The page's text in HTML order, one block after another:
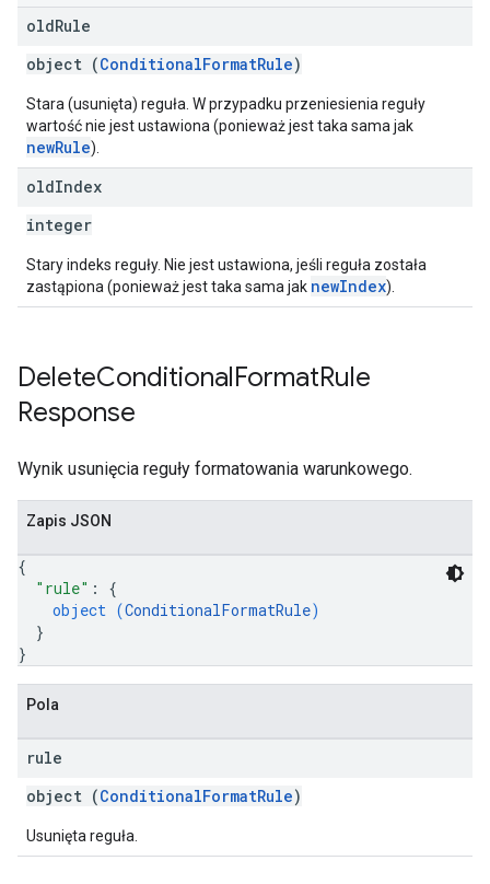
oldRule
object (ConditionalFormatRule)
Stara (usunięta) reguła. W przypadku przeniesienia reguły
wartość nie jest ustawiona (ponieważ jest taka sama jak
newRule).
oldIndex
integer
Stary indeks reguły. Nie jest ustawiona, jeśli reguła została
zastąpiona (ponieważ jest taka sama jak newIndex).
DeleteConditionalFormatRule
Response
Wynik usunięcia reguły formatowania warunkowego.
Zapis JSON
{
"rule" : {
object (ConditionalFormatRule)
}
}
Pola
rule
object (ConditionalFormatRule)
Usunięta reguła.